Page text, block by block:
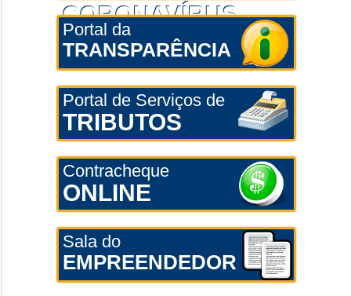
CORONAVÍRUS
Portal da
TRANSPARÊNCIA
Portal de Serviços de
TRIBUTOS
Contracheque
ONLINE
Sala do
EMPREENDEDOR